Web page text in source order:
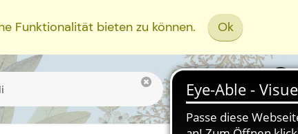
Funktionalität bieten zu können. Ok